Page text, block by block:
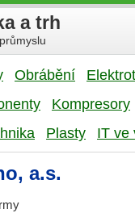
a trh
Obrábění
Kompresory
Plasty IT ve
a.s.